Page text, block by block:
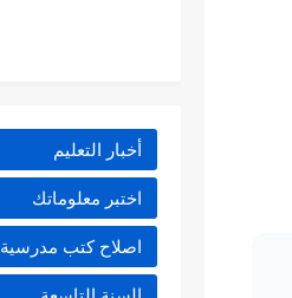
أخبار التعليم
اختبر معلوماتك
اصلاح كتب مدرسية